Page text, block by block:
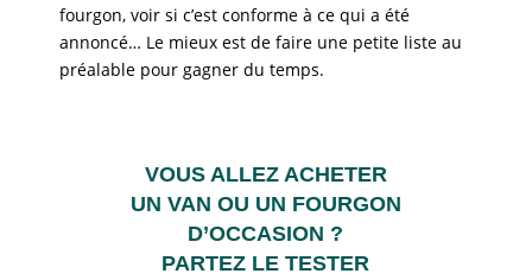
fourgon, voir si c’est conforme à ce qui a été
annoncé… Le mieux est de faire une petite liste au
préalable pour gagner du temps.
VOUS ALLEZ ACHETER
UN VAN OU UN FOURGON
D’OCCASION ?
PARTEZ LE TESTER